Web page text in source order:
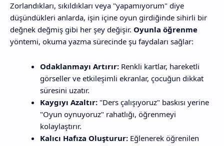
Zorlandıkları, sıkıldıkları veya "yapamıyorum" diye
düşündükleri anlarda, işin içine oyun girdiğinde sihirli bir
değnek değmiş gibi her şey değişir. Oyunla öğrenme
yöntemi, okuma yazma sürecinde şu faydaları sağlar:
Odaklanmayı Artırır: Renkli kartlar, hareketli
görseller ve etkileşimli ekranlar, çocuğun dikkat
süresini uzatır.
Kaygıyı Azaltır: "Ders çalışıyoruz" baskısı yerine
"Oyun oynuyoruz" rahatlığı, öğrenmeyi
kolaylaştırır.
Kalıcı Hafıza Oluşturur: Eğlenerek öğrenilen